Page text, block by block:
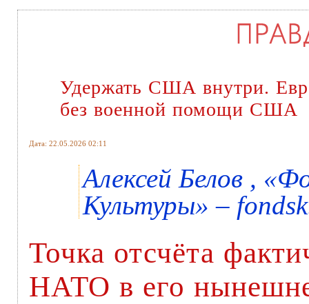
Удержать США внутри.
без военной помощи США
Дата: 22.05.2026 02:11
Алексей Белов ,
Культуры» –
Точка отсчёта
НАТО в его